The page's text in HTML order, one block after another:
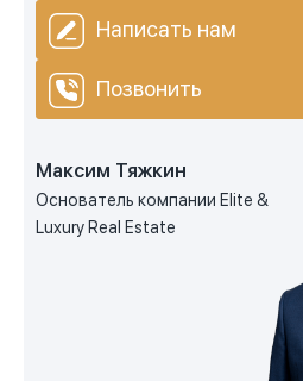
Написать нам
Позвонить
Максим Тяжкин
Основатель компании Elite &
Luxury Real Estate